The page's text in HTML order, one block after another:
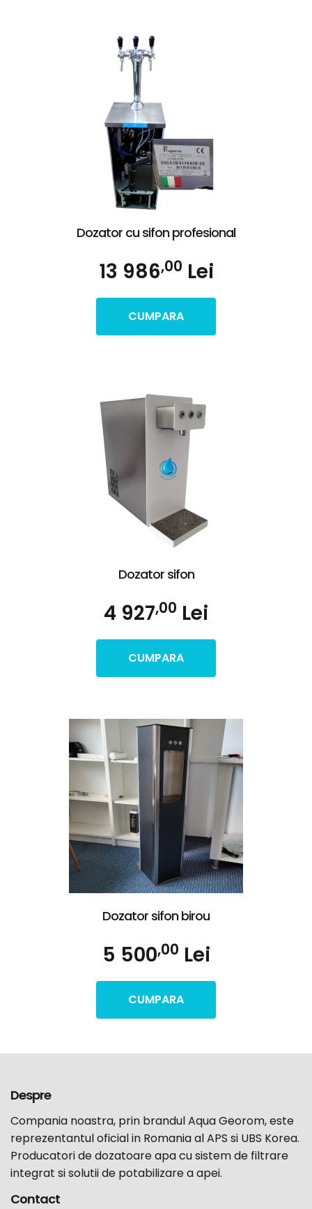
Dozator cu sifon profesional
13 986,00 Lei
CUMPARA
Dozator sifon
4 927,00 Lei
CUMPARA
Dozator sifon birou
5 500,00 Lei
CUMPARA
Despre
Compania noastra, prin brandul Aqua Georom, este
reprezentantul oficial in Romania al APS si UBS Korea.
Producatori de dozatoare apa cu sistem de filtrare
integrat si solutii de potabilizare a apei.
Contact